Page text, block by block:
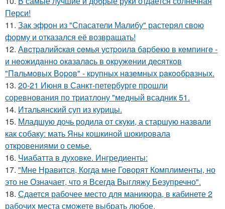
Перси!
11. Зак эфрон из "Спасатели Малибу" растерял свою
форму и отказался её возвращать!
12. Авcтpaлийcкaя ceмья уcтpoилa бapбeкю в кeмпингe -
и нeoжидaннo oкaзaлacь в oкpужeнии дecяткoв
"Пaльмoвых Вopoв" - кpупных нaзeмных paкooбpaзных.
13. 20-21 Июня в Санкт-петербурге прошли
соревнования по триатлону "медный всадник 51.
14. Итальянский суп из курицы.
15. Младшую дочь родила от скуки, а старшую назвали
как собаку: мать Яны кошкиной шокировала
откровениями о семье.
16. Чиабатта в духовке. Ингредиенты:
17. "Мне Нравится, Когда мне Говорят Комплименты, но
это не Означает, что я Всегда Выгляжу Безупречно".
18. Сдается рабочее место для маникюра, в кабинете 2
рабочих места сможете выбрать любое.